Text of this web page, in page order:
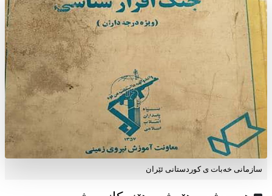
سازمانی خەبات ی كوردستانی ئێران